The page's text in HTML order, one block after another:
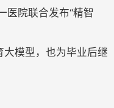
院联合发布“精智
模型，也为毕业后继